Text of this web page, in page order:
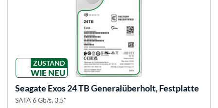
ZUSTAND
WIE NEU
Seagate Exos 24 TB Generalüberholt, Festplatte
SATA 6 Gb/s, 3,5"